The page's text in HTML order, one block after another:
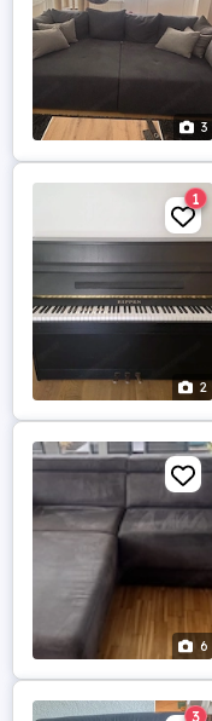
3
2
1
6
3